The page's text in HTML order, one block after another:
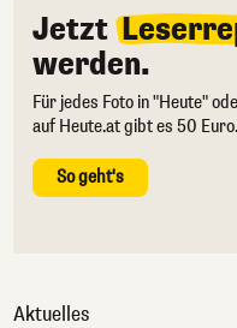
Jetzt
werden.
Für jedes Foto in "Heute"
auf Heute.at gibt es 50 Euro.
So geht's
Aktuelles